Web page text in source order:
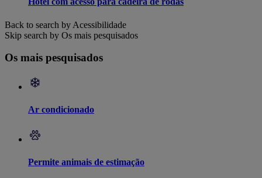
Back to search by Acessibilidade
Skip search by Os mais pesquisados
Os mais pesquisados
Ar condicionado
Permite animais de estimação